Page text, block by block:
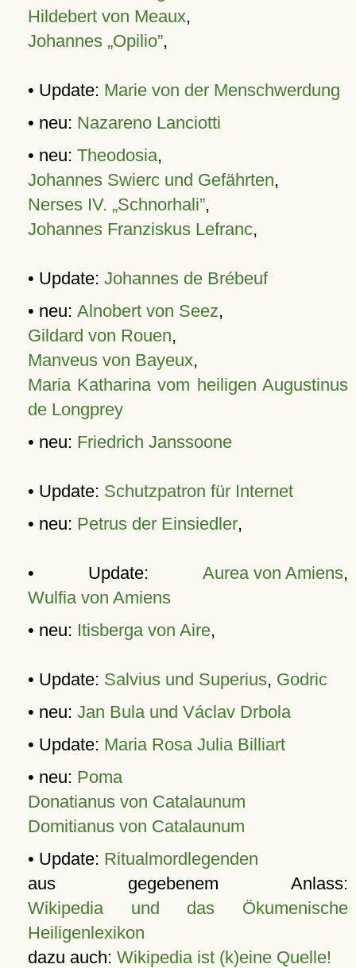
Hildebert von Meaux,
Johannes „Opilio”,
• Update: Marie von der Menschwerdung
• neu: Nazareno Lanciotti
• neu: Theodosia,
Johannes Swierc und Gefährten,
Nerses IV. „Schnorhali”,
Johannes Franziskus Lefranc,
• Update: Johannes de Brébeuf
• neu: Alnobert von Seez,
Gildard von Rouen,
Manveus von Bayeux,
Maria Katharina vom heiligen Augustinus
de Longprey
• neu: Friedrich Janssoone
• Update: Schutzpatron für Internet
• neu: Petrus der Einsiedler,
• Update: Aurea von Amiens,
Wulfia von Amiens
• neu: Itisberga von Aire,
• Update: Salvius und Superius, Godric
• neu: Jan Bula und Václav Drbola
• Update: Maria Rosa Julia Billiart
• neu: Poma
Donatianus von Catalaunum
Domitianus von Catalaunum
• Update: Ritualmordlegenden
aus gegebenem Anlass:
Wikipedia und das Ökumenische
Heiligenlexikon
dazu auch: Wikipedia ist (k)eine Quelle!